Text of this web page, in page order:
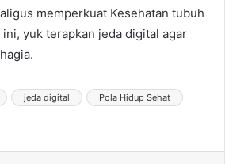
memperkuat Kesehatan tubuh
yuk terapkan jeda digital agar
jeda digital
Pola Hidup Sehat